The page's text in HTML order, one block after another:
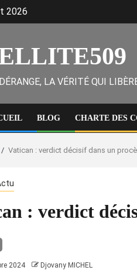
2026
LA VÉRITÉ QUI
BLOG CHARTE DES
Vatican : verdict décisif dans un
: verdict
2024 Djovany MICHEL